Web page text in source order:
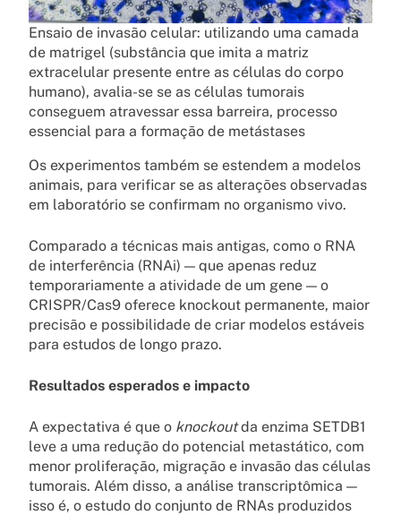
Ensaio de invasão celular: utilizando uma camada
de matrigel (substância que imita a matriz
extracelular presente entre as células do corpo
humano), avalia-se se as células tumorais
conseguem atravessar essa barreira, processo
essencial para a formação de metástases
Os experimentos também se estendem a modelos
animais, para verificar se as alterações observadas
em laboratório se confirmam no organismo vivo.
Comparado a técnicas mais antigas, como o RNA
de interferência (RNAi) — que apenas reduz
temporariamente a atividade de um gene — o
CRISPR/Cas9 oferece knockout permanente, maior
precisão e possibilidade de criar modelos estáveis
para estudos de longo prazo.
Resultados esperados e impacto
A expectativa é que o knockoutda enzima SETDB1
leve a uma redução do potencial metastático, com
menor proliferação, migração e invasão das células
tumorais. Além disso, a análise transcriptômica —
isso é, o estudo do conjunto de RNAs produzidos